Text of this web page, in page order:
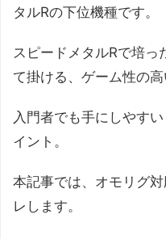
タルRの下位機種です。
スピードメタルRで培っ
て掛ける、ゲーム性の
入門者でも手にしやす
イント。
本記事では、オモリグ
レします。